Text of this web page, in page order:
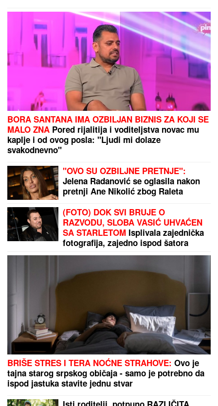
objavom, voditeljka podelila savet:
"Kad god vidiš zlo, veruj da je zlo"
"KAKAV TO PSIHOPATA MOŽE BITI"Turčin živeo sa
ženom u stanu u Borči u kojem je ubio ruskinju:
BURA SE NE STIŠAVA!
Zahtevaju momentalnu
smenu Đanija Infatina